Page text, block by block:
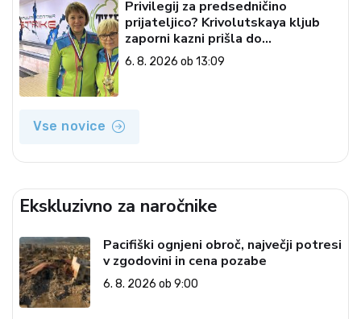
Privilegij za predsedničino
prijateljico? Krivolutskaya kljub
zaporni kazni prišla do
državljanstva?
6. 8. 2026 ob 13:09
Vse novice
Ekskluzivno za naročnike
Pacifiški ognjeni obroč, največji potresi
v zgodovini in cena pozabe
6. 8. 2026 ob 9:00